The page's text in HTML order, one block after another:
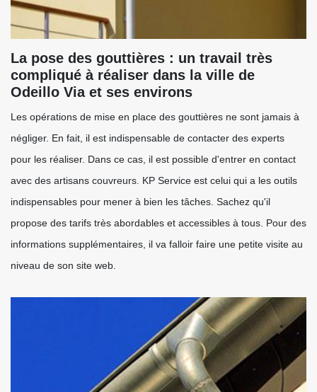
La pose des gouttières : un travail très
compliqué à réaliser dans la ville de
Odeillo Via et ses environs
Les opérations de mise en place des gouttières ne sont jamais à
négliger. En fait, il est indispensable de contacter des experts
pour les réaliser. Dans ce cas, il est possible d'entrer en contact
avec des artisans couvreurs. KP Service est celui qui a les outils
indispensables pour mener à bien les tâches. Sachez qu'il
propose des tarifs très abordables et accessibles à tous. Pour des
informations supplémentaires, il va falloir faire une petite visite au
niveau de son site web.